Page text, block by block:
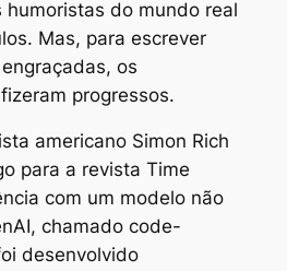
do mundo real
Mas, para escrever
os
progressos.
americano Simon Rich
para a revista Time
com um modelo não
chamado code-
desenvolvido